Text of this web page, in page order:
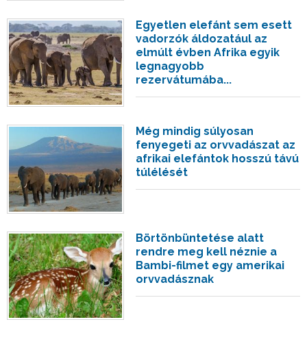
Egyetlen elefánt sem esett
vadorzók áldozatául az
elmúlt évben Afrika egyik
legnagyobb
rezervátumába...
Még mindig súlyosan
fenyegeti az orvvadászat az
afrikai elefántok hosszú távú
túlélését
Börtönbüntetése alatt
rendre meg kell néznie a
Bambi-filmet egy amerikai
orvvadásznak